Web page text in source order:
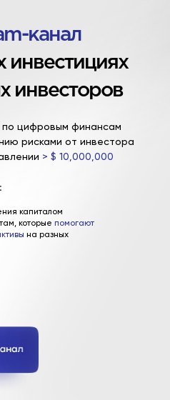
канал
инвесторов
цифровым финансам
рисками от инвестора
> $ 10,000,000
капиталом
которые помогают
на разных